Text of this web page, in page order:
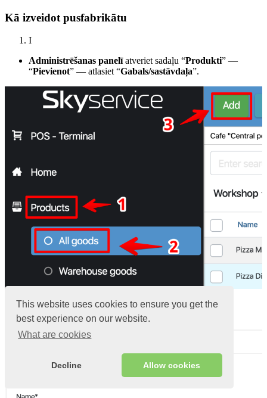
This website uses cookies to ensure you get the
best experience on our website.
What are cookies
Decline Allow cookies
Kā izveidot pusfabrikātu
I
Administrēšanas panelīatveriet sadaļu “Produkti” —
“Pievienot” — atlasiet “Gabals/sastāvdaļa”.
Uzrakstiet vārdu
Norādietkategoriju, piemēram,